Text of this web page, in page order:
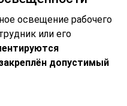
освещение рабочего
или его
допустимый